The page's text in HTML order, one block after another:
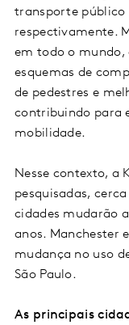
transporte público
respectivamente.
em todo o mundo,
esquemas de
de pedestres e
contribuindo para
mobilidade.
Nesse contexto, a
pesquisadas,
cidades mudarão
anos. Manchester
mudança no uso
São Paulo.
As principais